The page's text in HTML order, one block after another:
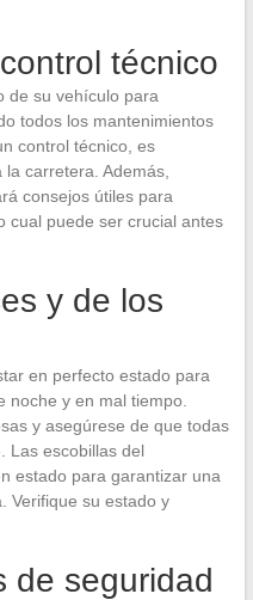
técnico
de su vehículo para
todos los mantenimientos
control técnico, es
carretera. Además,
consejos útiles para
cual puede ser crucial antes
y de los
en perfecto estado para
noche y en mal tiempo.
y asegúrese de que todas
Las escobillas del
estado para garantizar una
Verifique su estado y
de seguridad